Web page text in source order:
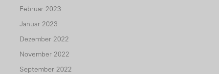
Februar 2023
Januar 2023
Dezember 2022
November 2022
September 2022